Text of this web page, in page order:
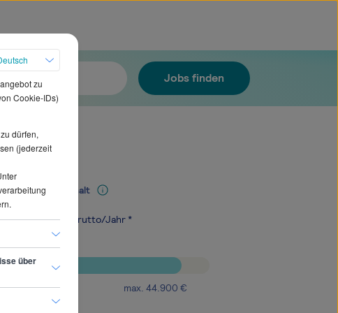
Jobs finden
Mediangehalt
37.700€ brutto/Jahr *
€ max. 44.900 €
zu
Cookie-IDs)
dürfen,
(jederzeit
über